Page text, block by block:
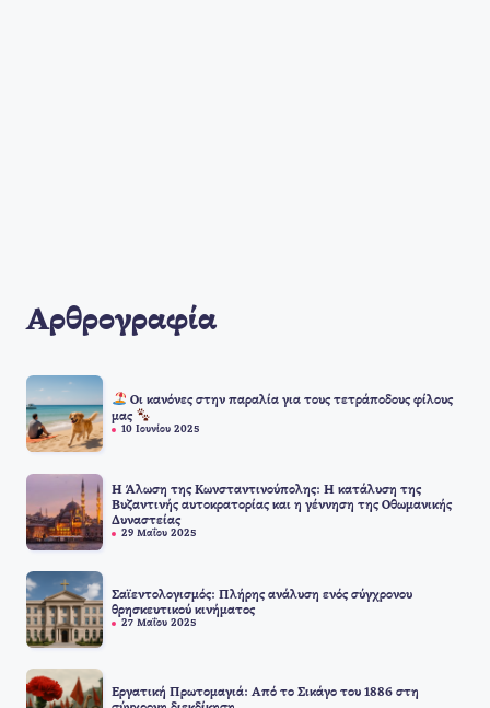
Αρθρογραφία
Οι κανόνες στην παραλία για τους τετράποδους φίλους
μας
10 Ιουνίου 2025
Η Άλωση της Κωνσταντινούπολης: Η κατάλυση της
Βυζαντινής αυτοκρατορίας και η γέννηση της Οθωμανικής
Δυναστείας
29 Μαΐου 2025
Σαϊεντολογισμός: Πλήρης ανάλυση ενός σύγχρονου
θρησκευτικού κινήματος
27 Μαΐου 2025
Εργατική Πρωτομαγιά: Από το Σικάγο του 1886 στη